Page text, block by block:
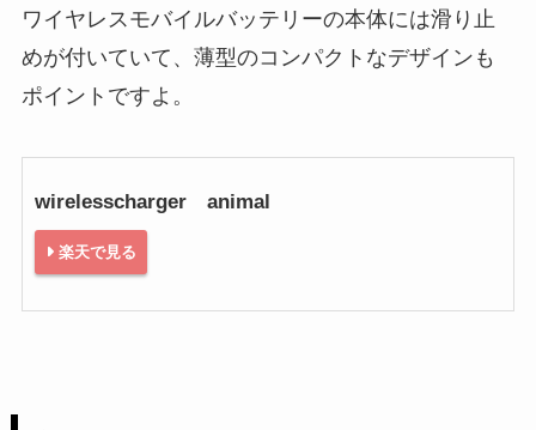
ワイヤレスモバイルバッテリーの本体には滑り止
めが付いていて、薄型のコンパクトなデザインも
ポイントですよ。
wirelesscharger animal
楽天で見る